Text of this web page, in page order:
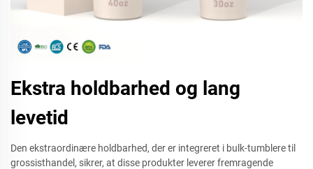
Ekstra holdbarhed og lang
levetid
Den ekstraordinære holdbarhed, der er integreret i bulk-tumblere til
grossisthandel, sikrer, at disse produkter leverer fremragende